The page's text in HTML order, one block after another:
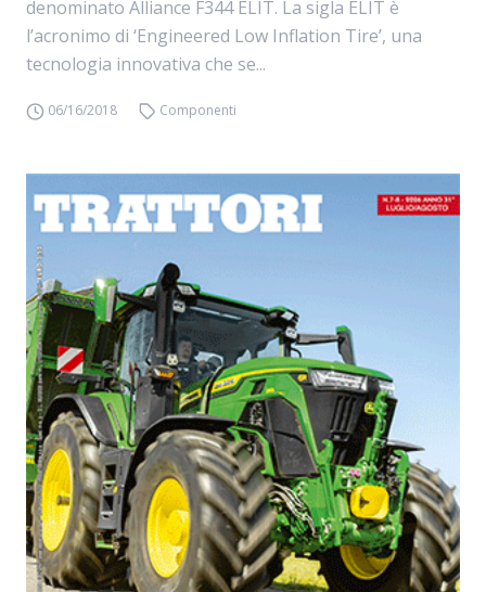
denominato Alliance F344 ELIT. La sigla ELIT è
l’acronimo di ‘Engineered Low Inflation Tire’, una
tecnologia innovativa che se...
06/16/2018 Componenti